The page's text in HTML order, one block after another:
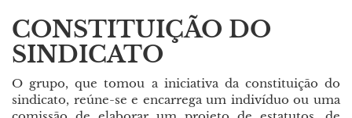
CONSTITUIÇÃO DO
SINDICATO
O grupo, que tomou a iniciativa da constituição do
sindicato, reúne-se e encarrega um indivíduo ou uma